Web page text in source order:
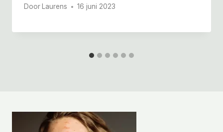
Door Laurens 16 juni 2023